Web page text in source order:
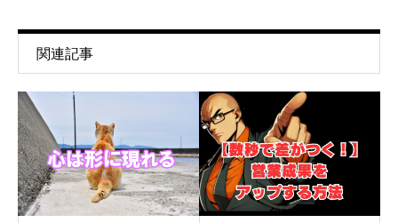
関連記事